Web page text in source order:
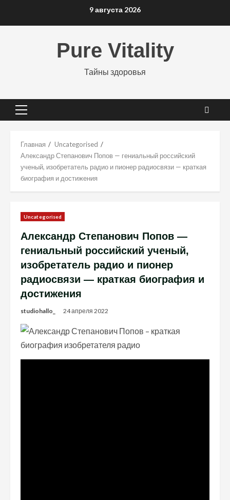
9 августа 2026
Pure Vitality
Тайны здоровья
Основное
Главная
Uncategorised
Александр Степанович Попов — гениальный российский
ученый, изобретатель радио и пионер радиосвязи — краткая
биография и достижения
Uncategorised
Александр Степанович Попов —
гениальный российский ученый,
изобретатель радио и пионер
радиосвязи — краткая биография и
достижения
studiohallo_ 24 апреля 2022